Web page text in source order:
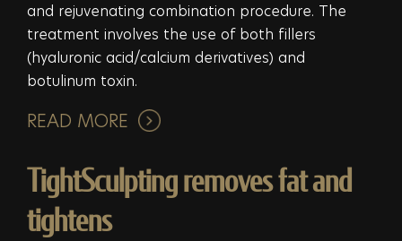
and rejuvenating combination procedure. The
treatment involves the use of both fillers
(hyaluronic acid/calcium derivatives) and
botulinum toxin.
READ MORE
TightSculpting removes fat and
tightens